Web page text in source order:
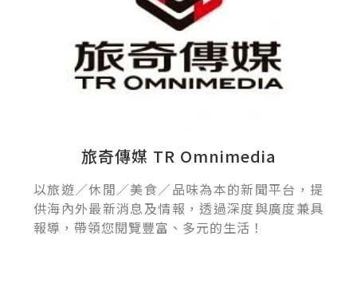
旅奇傳媒 TR Omnimedia
以旅遊／休閒／美食／品味為本的新聞平台，提
供海內外最新消息及情報，透過深度與廣度兼具
報導，帶領您閱覽豐富、多元的生活！